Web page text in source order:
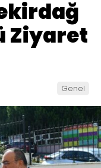
Ziyaret
Genel